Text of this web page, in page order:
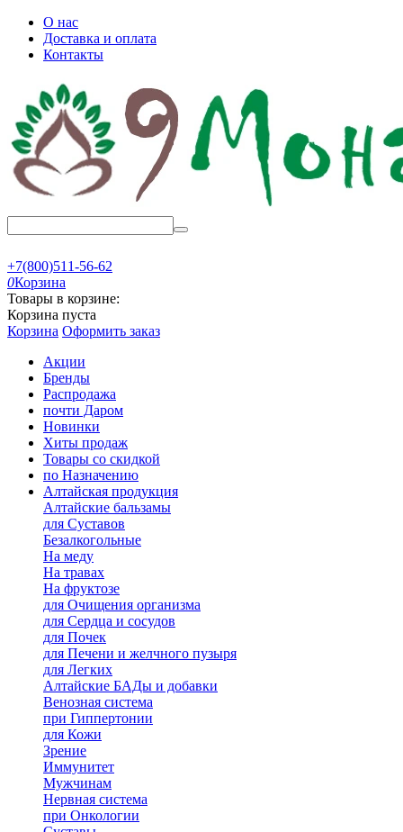
О нас
Доставка и оплата
Контакты
+7(800)511-56-62
0Корзина
Товары в корзине:
Корзина пуста
Корзина Оформить заказ
Акции
Бренды
Распродажа
почти Даром
Новинки
Хиты продаж
Товары со скидкой
по Назначению
Алтайская продукция
Алтайские бальзамы
для Суставов
Безалкогольные
На меду
На травах
На фруктозе
для Очищения организма
для Сердца и сосудов
для Почек
для Печени и желчного пузыря
для Легких
Алтайские БАДы и добавки
Венозная система
при Гиппертонии
для Кожи
Зрение
Иммунитет
Мужчинам
Нервная система
при Онкологии